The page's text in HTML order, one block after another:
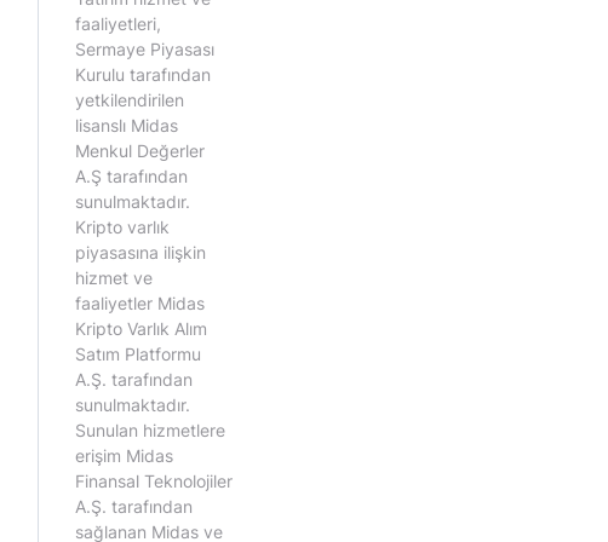
faaliyetleri,
Sermaye Piyasası
Kurulu tarafından
yetkilendirilen
lisanslı Midas
Menkul Değerler
A.Ş tarafından
sunulmaktadır.
Kripto varlık
piyasasına ilişkin
hizmet ve
faaliyetler Midas
Kripto Varlık Alım
Satım Platformu
A.Ş. tarafından
sunulmaktadır.
Sunulan hizmetlere
erişim Midas
Finansal Teknolojiler
A.Ş. tarafından
sağlanan Midas ve